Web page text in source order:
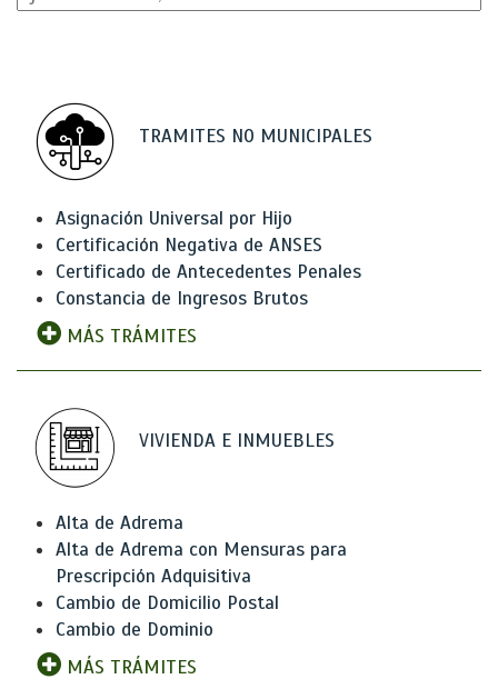
TRAMITES NO MUNICIPALES
Asignación Universal por Hijo
Certificación Negativa de ANSES
Certificado de Antecedentes Penales
Constancia de Ingresos Brutos
MÁS TRÁMITES
VIVIENDA E INMUEBLES
Alta de Adrema
Alta de Adrema con Mensuras para
Prescripción Adquisitiva
Cambio de Domicilio Postal
Cambio de Dominio
MÁS TRÁMITES